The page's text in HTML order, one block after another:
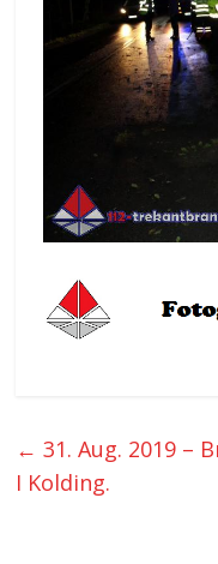
← 31. Aug. 2019 –
I Kolding.